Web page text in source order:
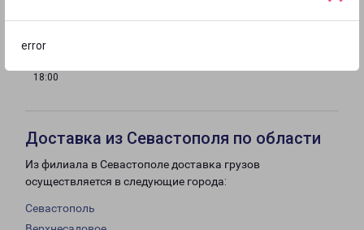
error
18:00
Доставка из Севастополя по области
Из филиала в Севастополе доставка грузов
осуществляется в следующие города:
Севастополь